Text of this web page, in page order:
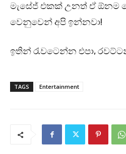
මැසේජ් එකක් උනත් ඒ ඕනම
වෙනුවෙන් අපි ඉන්නවා!
ඉතින් රැවටෙන්න එපා,
TAGS Entertainment